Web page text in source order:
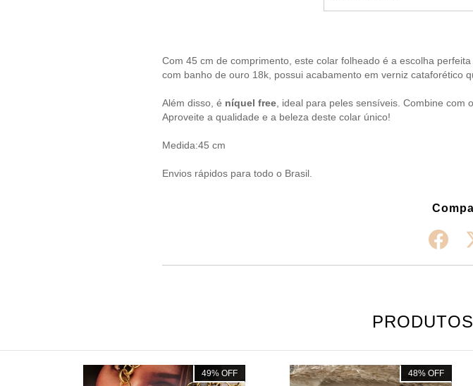
Com 45 cm de comprimento, este colar folheado é a escolha
com banho de ouro 18k, possui acabamento em verniz cataforético
Além disso, é níquel free, ideal para peles sensíveis. Combine com
Aproveite a qualidade e a beleza deste colar único!
Medida:45 cm
Envios rápidos para todo o Brasil.
49%OFF 48% OFF